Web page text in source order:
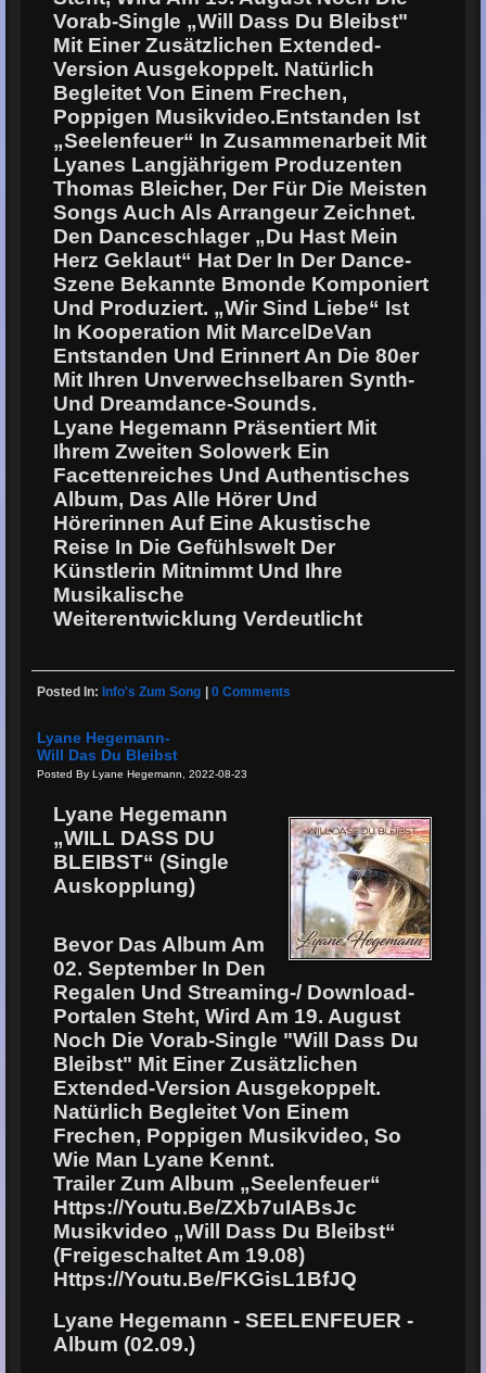
Vorab-Single „Will Dass Du Bleibst"
Mit Einer Zusätzlichen Extended-
Version Ausgekoppelt. Natürlich
Begleitet Von Einem Frechen,
Poppigen Musikvideo.Entstanden Ist
„Seelenfeuer“ In Zusammenarbeit Mit
Lyanes Langjährigem Produzenten
Thomas Bleicher, Der Für Die Meisten
Songs Auch Als Arrangeur Zeichnet.
Den Danceschlager „Du Hast Mein
Herz Geklaut“ Hat Der In Der Dance-
Szene Bekannte Bmonde Komponiert
Und Produziert. „Wir Sind Liebe“ Ist
In Kooperation Mit MarcelDeVan
Entstanden Und Erinnert An Die 80er
Mit Ihren Unverwechselbaren Synth-
Und Dreamdance-Sounds.
Lyane Hegemann Präsentiert Mit
Ihrem Zweiten Solowerk Ein
Facettenreiches Und Authentisches
Album, Das Alle Hörer Und
Hörerinnen Auf Eine Akustische
Reise In Die Gefühlswelt Der
Künstlerin Mitnimmt Und Ihre
Musikalische
Weiterentwicklung Verdeutlicht
Posted In: Info's Zum Song |0 Comments
Lyane Hegemann-
Will Das Du Bleibst
Posted By Lyane Hegemann, 2022-08-23
Lyane Hegemann
„WILL DASS DU
BLEIBST“ (Single
Auskopplung)
Bevor Das Album Am
02. September In Den
Regalen Und Streaming-/ Download-
Portalen Steht, Wird Am 19. August
Noch Die Vorab-Single "Will Dass Du
Bleibst" Mit Einer Zusätzlichen
Extended-Version Ausgekoppelt.
Natürlich Begleitet Von Einem
Frechen, Poppigen Musikvideo, So
Wie Man Lyane Kennt.
Trailer Zum Album „Seelenfeuer“
Https://youtu.be/zXb7uIABsJc
Musikvideo „Will Dass Du Bleibst“
(freigeschaltet Am 19.08)
Https://youtu.be/FKGisL1BfJQ
Lyane Hegemann - SEELENFEUER -
Album (02.09.)